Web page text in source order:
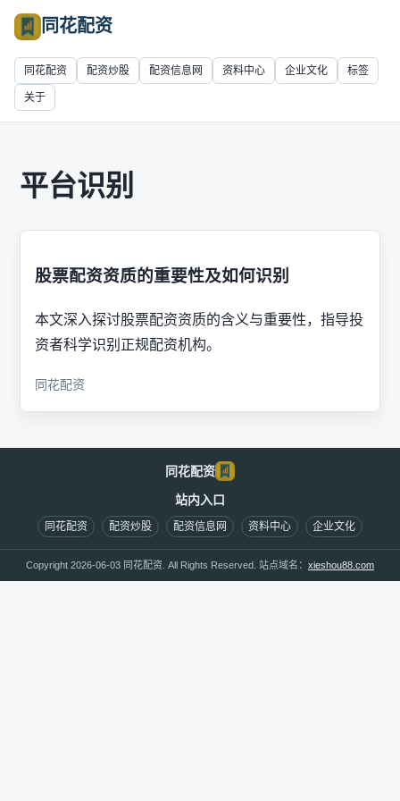
同花配资
同花配资 配资炒股 配资信息网 资料中心 企业文化 标签
关于
平台识别
股票配资资质的重要性及如何识别
本文深入探讨股票配资资质的含义与重要性，指导投
资者科学识别正规配资机构。
同花配资
同花配资
站内入口
同花配资 配资炒股 配资信息网 资料中心 企业文化
Copyright 2026-06-03 同花配资. All Rights Reserved. 站点域名： xieshou88.com